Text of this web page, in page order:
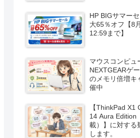
HP BIGサマー
大65％オフ【8
12:59まで】
マウスコンピ
NEXTGEARゲ
のメモリ倍増キ
催中
【ThinkPad X1
14 Aura Edition
載）】に対する
します。